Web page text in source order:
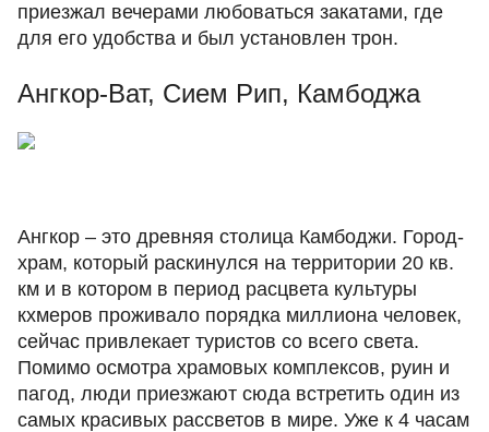
приезжал вечерами любоваться закатами, где
для его удобства и был установлен трон.
Ангкор-Ват, Сием Рип, Камбоджа
Ангкор – это древняя столица Камбоджи. Город-
храм, который раскинулся на территории 20 кв.
км и в котором в период расцвета культуры
кхмеров проживало порядка миллиона человек,
сейчас привлекает туристов со всего света.
Помимо осмотра храмовых комплексов, руин и
пагод, люди приезжают сюда встретить один из
самых красивых рассветов в мире. Уже к 4 часам